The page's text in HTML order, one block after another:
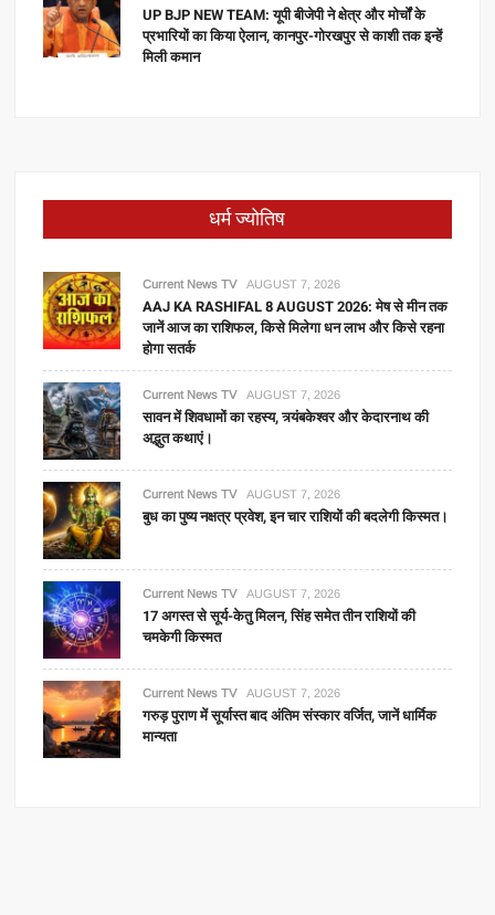
UP BJP NEW TEAM: यूपी बीजेपी ने क्षेत्र और मोर्चों के
प्रभारियों का किया ऐलान, कानपुर-गोरखपुर से काशी तक इन्हें
मिली कमान
धर्म ज्योतिष
Current News TV AUGUST 7, 2026
AAJ KA RASHIFAL 8 AUGUST 2026: मेष से मीन तक
जानें आज का राशिफल, किसे मिलेगा धन लाभ और किसे रहना
होगा सतर्क
Current News TV AUGUST 7, 2026
सावन में शिवधामों का रहस्य, त्र्यंबकेश्वर और केदारनाथ की
अद्भुत कथाएं।
Current News TV AUGUST 7, 2026
बुध का पुष्य नक्षत्र प्रवेश, इन चार राशियों की बदलेगी किस्मत।
Current News TV AUGUST 7, 2026
17 अगस्त से सूर्य-केतु मिलन, सिंह समेत तीन राशियों की
चमकेगी किस्मत
Current News TV AUGUST 7, 2026
गरुड़ पुराण में सूर्यास्त बाद अंतिम संस्कार वर्जित, जानें धार्मिक
मान्यता